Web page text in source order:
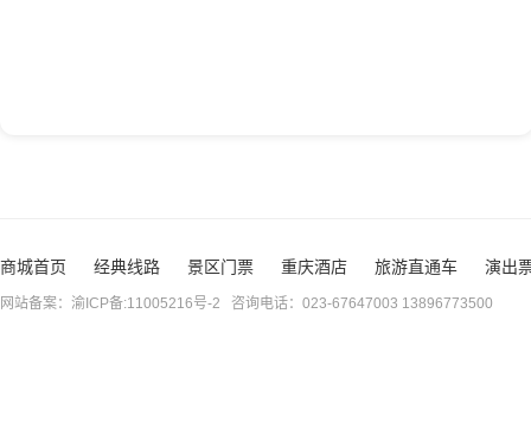
商城首页 经典线路 景区门票 重庆酒店 旅游直通车 演出
网站备案：渝ICP备:11005216号-2 咨询电话：023-67647003 13896773500